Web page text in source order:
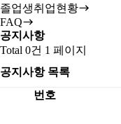
졸업생취업현황
FAQ
공지사항
Total 0건 1 페이지
공지사항 목록
번호